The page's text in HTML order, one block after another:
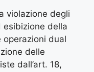
violazione degli
esibizione della
operazioni dual
delle
dall’art. 18,